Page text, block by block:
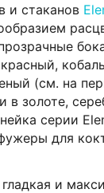
и стаканов
(см. на
золоте,
серии
для
и